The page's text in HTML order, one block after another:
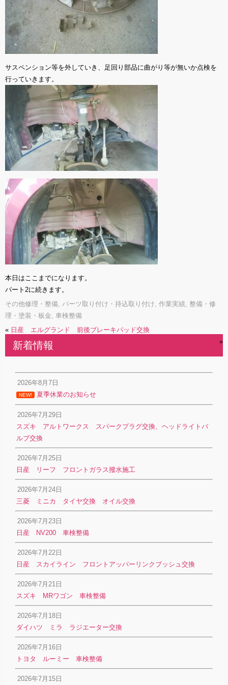
サスペンション等を外していき、足回り部品に曲がり等が無いか点検を
行っていきます。
本日はここまでになります。
パート2に続きます。
その他修理・整備, パーツ取り付け・持込取り付け, 作業実績, 整備・修
理・塗装・板金, 車検整備
« 日産 エルグランド 前後ブレーキパッド交換
»
新着情報
2026年8月7日
NEW! 夏季休業のお知らせ
2026年7月29日
スズキ アルトワークス スパークプラグ交換、ヘッドライトバ
ルブ交換
2026年7月25日
日産 リーフ フロントガラス撥水施工
2026年7月24日
三菱 ミニカ タイヤ交換 オイル交換
2026年7月23日
日産 NV200 車検整備
2026年7月22日
日産 スカイライン フロントアッパーリンクブッシュ交換
2026年7月21日
スズキ MRワゴン 車検整備
2026年7月18日
ダイハツ ミラ ラジエーター交換
2026年7月16日
トヨタ ルーミー 車検整備
2026年7月15日